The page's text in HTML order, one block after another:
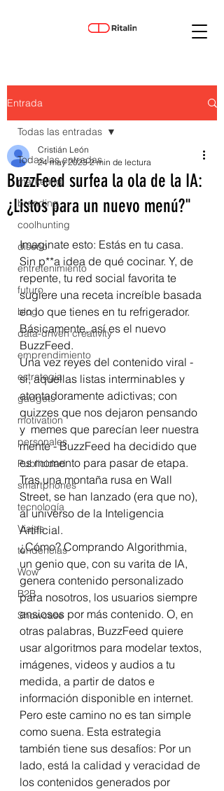
Entrada
Todas las entradas
marketing
branding
coolhunting
diseño
entretenimiento
futuro
blog
data-driven creativity
emprendimiento
estrategia
gadgets
motivation
personales
Publicidad
smartphones
tecnología
Viajes
tendencias
Wow
B2B
Showcase
Todas las entradas
BuzzFeed surfea la ola de la IA:
¿Listos para un nuevo menú?"
Cristián León
24 may 2023 2 min de lectura
Imaginate esto: Estás en tu casa.
Sin p**a idea de qué cocinar. Y, de
repente, tu red social favorita te
sugiere una receta increíble basada
en lo que tienes en tu refrigerador.
Básicamente, así es el nuevo
BuzzFeed.
Una vez reyes del contenido viral -
sí, aquellas listas interminables y
atontadoramente adictivas; con
quizzes que nos dejaron pensando
y  memes que parecían leer nuestra
mente - BuzzFeed ha decidido que
es momento para pasar de etapa.
Tras una montaña rusa en Wall
Street, se han lanzado (era que no),
al universo de la Inteligencia
Artificial.
¿Cómo? Comprando Algorithmia,
un genio que, con su varita de IA,
genera contenido personalizado
para nosotros, los usuarios siempre
ansiosos por más contenido. O, en
otras palabras, BuzzFeed quiere
usar algoritmos para modelar textos,
imágenes, videos y audios a tu
medida, a partir de datos e
información disponible en internet.
Pero este camino no es tan simple
como suena. Esta estrategia
también tiene sus desafíos: Por un
lado, está la calidad y veracidad de
los contenidos generados por